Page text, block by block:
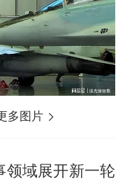
多图片
领域展开新一轮